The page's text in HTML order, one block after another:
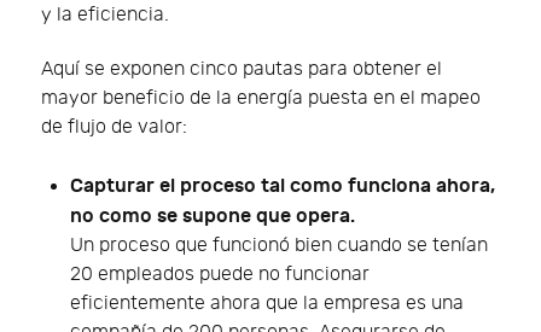
y la eficiencia.
Aquí se exponen cinco pautas para obtener el
mayor beneficio de la energía puesta en el mapeo
de flujo de valor:
Capturar el proceso tal como funciona ahora,
no como se supone que opera.
Un proceso que funcionó bien cuando se tenían
20 empleados puede no funcionar
eficientemente ahora que la empresa es una